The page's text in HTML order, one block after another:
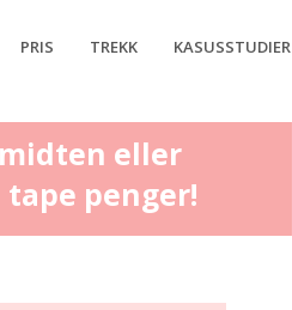
PRIS TREKK KASUSSTUDIER
eller
penger!